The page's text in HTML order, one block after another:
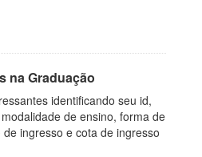
na Graduação
identificando seu id,
de ensino, forma de
ingresso e cota de ingresso